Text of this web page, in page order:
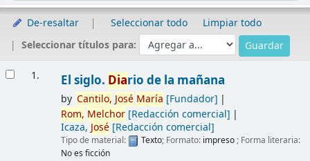
De-resaltar Seleccionar todo
Limpiar todo
Seleccionar títulos para:
1. El siglo. Diario de la mañana
by Cantilo, José María [Fundador]
Rom, Melchor[Redacción comercial]
Icaza, José[Redacción comercial]
Tipo de material: Texto; Formato: impreso; Forma literaria:
No es ficción